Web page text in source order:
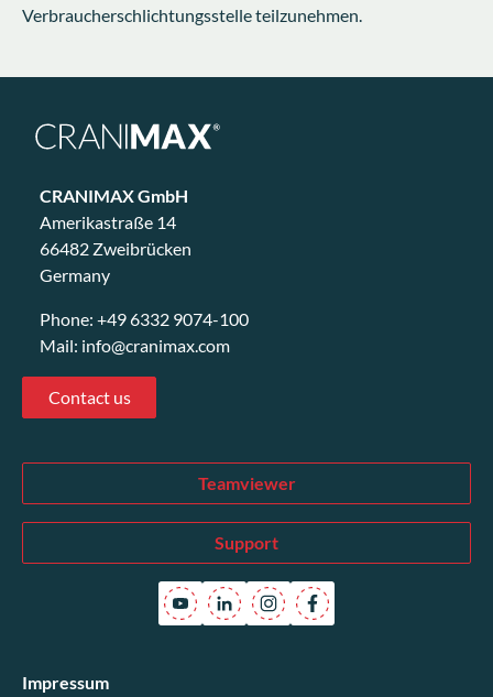
Verbraucherschlichtungsstelle teilzunehmen.
CRANIMAX GmbH
Amerikastraße 14
66482 Zweibrücken
Germany
Phone: +49 6332 9074-100
Mail: info@cranimax.com
Contact us
Teamviewer
Support
Impressum